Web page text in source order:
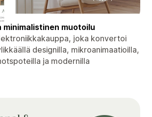
minimalistinen muotoilu
joka konvertoi
designilla, mikroanimaatioilla,
ja modernilla